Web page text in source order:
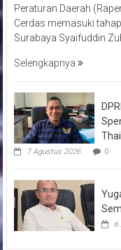
Peraturan Daerah
Cerdas memasuki
Surabaya Syaifuddin
Selengkapnya
7 Agustus 2026 0
6